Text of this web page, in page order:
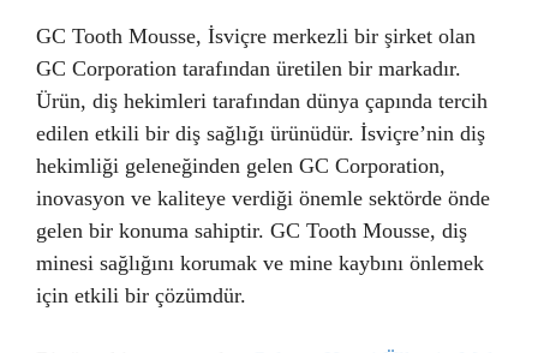
GC Tooth Mousse, İsviçre merkezli bir şirket olan
GC Corporation tarafından üretilen bir markadır.
Ürün, diş hekimleri tarafından dünya çapında tercih
edilen etkili bir diş sağlığı ürünüdür. İsviçre’nin diş
hekimliği geleneğinden gelen GC Corporation,
inovasyon ve kaliteye verdiği önemle sektörde önde
gelen bir konuma sahiptir. GC Tooth Mousse, diş
minesi sağlığını korumak ve mine kaybını önlemek
için etkili bir çözümdür.